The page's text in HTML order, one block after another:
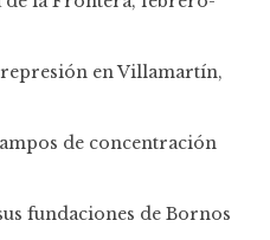
en Villamartín,
de concentración
fundaciones de Bornos